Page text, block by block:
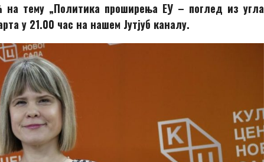
тему „Политика проширења ЕУ – поглед из угла
у 21.00 час на нашем Јутјуб каналу.